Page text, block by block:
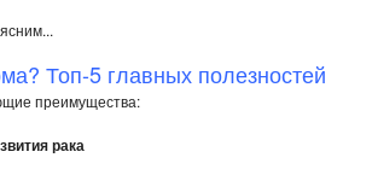
Топ-5 главных полезностей
преимущества:
рака